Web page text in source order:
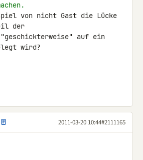
von nicht Gast die Lücke
der
"geschickterweise" auf ein
wird?
2011-03-20 10:44#2111165